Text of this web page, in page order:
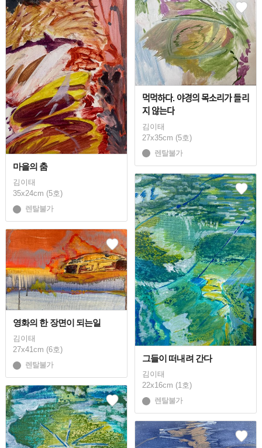
마을의 춤
김이태
35x24cm (5호)
렌탈불가
먹먹하다. 야경의 목소리가 들리
지 않는다
김이태
27x35cm (5호)
렌탈불가
그들이 떠내려 간다
김이태
22x16cm (1호)
렌탈불가
영화의 한 장면이 되는일
김이태
27x41cm (6호)
렌탈불가